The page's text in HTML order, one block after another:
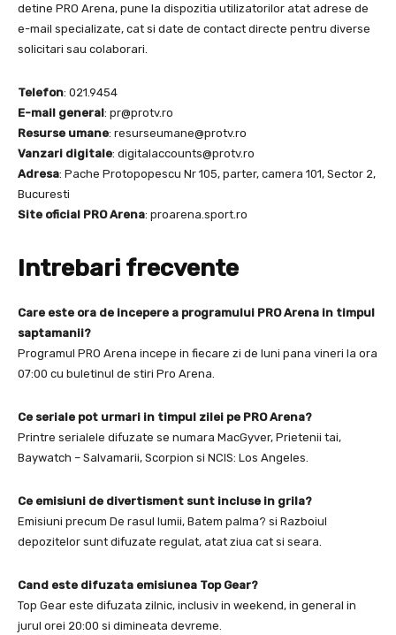
detine PRO Arena, pune la dispozitia utilizatorilor atat adrese de
e-mail specializate, cat si date de contact directe pentru diverse
solicitari sau colaborari.
Telefon: 021.9454
E-mail general: pr@protv.ro
Resurse umane: resurseumane@protv.ro
Vanzari digitale: digitalaccounts@protv.ro
Adresa: Pache Protopopescu Nr 105, parter, camera 101, Sector 2,
Bucuresti
Site oficial PRO Arena: proarena.sport.ro
Intrebari frecvente
Care este ora de incepere a programului PRO Arena in timpul
saptamanii?
Programul PRO Arena incepe in fiecare zi de luni pana vineri la ora
07:00 cu buletinul de stiri Pro Arena.
Ce seriale pot urmari in timpul zilei pe PRO Arena?
Printre serialele difuzate se numara MacGyver, Prietenii tai,
Baywatch – Salvamarii, Scorpion si NCIS: Los Angeles.
Ce emisiuni de divertisment sunt incluse in grila?
Emisiuni precum De rasul lumii, Batem palma? si Razboiul
depozitelor sunt difuzate regulat, atat ziua cat si seara.
Cand este difuzata emisiunea Top Gear?
Top Gear este difuzata zilnic, inclusiv in weekend, in general in
jurul orei 20:00 si dimineata devreme.